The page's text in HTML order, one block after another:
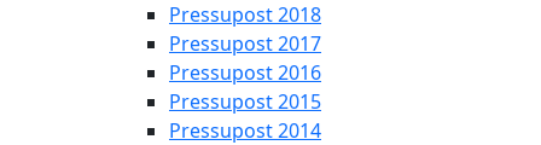
Pressupost 2018
Pressupost 2017
Pressupost 2016
Pressupost 2015
Pressupost 2014